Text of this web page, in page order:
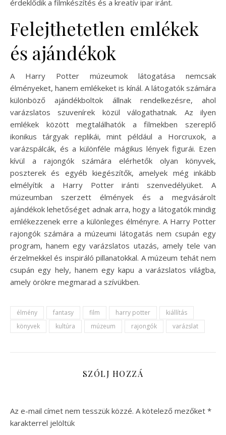
érdeklődik a filmkészítés és a kreatív ipar iránt.
Felejthetetlen emlékek
és ajándékok
A Harry Potter múzeumok látogatása nemcsak
élményeket, hanem emlékeket is kínál. A látogatók számára
különböző ajándékboltok állnak rendelkezésre, ahol
varázslatos szuvenírek közül válogathatnak. Az ilyen
emlékek között megtalálhatók a filmekben szereplő
ikonikus tárgyak replikái, mint például a Horcruxok, a
varázspálcák, és a különféle mágikus lények figurái. Ezen
kívül a rajongók számára elérhetők olyan könyvek,
poszterek és egyéb kiegészítők, amelyek még inkább
elmélyítik a Harry Potter iránti szenvedélyüket. A
múzeumban szerzett élmények és a megvásárolt
ajándékok lehetőséget adnak arra, hogy a látogatók mindig
emlékezzenek erre a különleges élményre. A Harry Potter
rajongók számára a múzeumi látogatás nem csupán egy
program, hanem egy varázslatos utazás, amely tele van
érzelmekkel és inspiráló pillanatokkal. A múzeum tehát nem
csupán egy hely, hanem egy kapu a varázslatos világba,
amely örökre megmarad a szívükben.
élmény fantasy film harry potter
kiállítás
könyvek
kultúra múzeum rajongók varázslat
SZÓLJ HOZZÁ
Az e-mail címet nem tesszük közzé. A kötelező mezőket *
karakterrel jelöltük